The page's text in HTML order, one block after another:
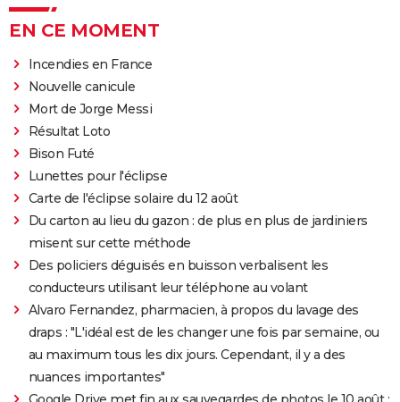
EN CE MOMENT
Incendies en France
Nouvelle canicule
Mort de Jorge Messi
Résultat Loto
Bison Futé
Lunettes pour l'éclipse
Carte de l'éclipse solaire du 12 août
Du carton au lieu du gazon : de plus en plus de jardiniers
misent sur cette méthode
Des policiers déguisés en buisson verbalisent les
conducteurs utilisant leur téléphone au volant
Alvaro Fernandez, pharmacien, à propos du lavage des
draps : "L'idéal est de les changer une fois par semaine, ou
au maximum tous les dix jours. Cependant, il y a des
nuances importantes"